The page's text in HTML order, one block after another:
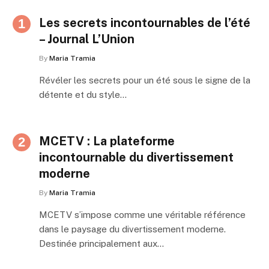
Les secrets incontournables de l’été
– Journal L’Union
By Maria Tramia
Révéler les secrets pour un été sous le signe de la
détente et du style…
MCETV : La plateforme
incontournable du divertissement
moderne
By Maria Tramia
MCETV s’impose comme une véritable référence
dans le paysage du divertissement moderne.
Destinée principalement aux…